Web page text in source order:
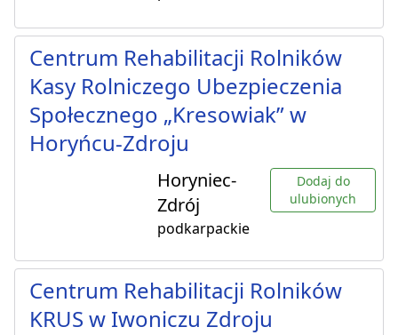
Centrum Rehabilitacji Rolników
Kasy Rolniczego Ubezpieczenia
Społecznego „Kresowiak” w
Horyńcu-Zdroju
Horyniec-
Zdrój
podkarpackie
Dodaj do
ulubionych
Centrum Rehabilitacji Rolników
KRUS w Iwoniczu Zdroju